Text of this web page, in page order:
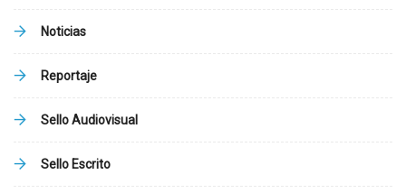
Noticias
Reportaje
Sello Audiovisual
Sello Escrito